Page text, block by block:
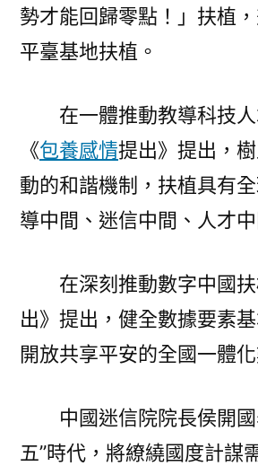
勢才能回歸零點！」扶植
平臺基地扶植。
在一體推動教導科技人
《包養感情提出》提出，
動的和諧機制，扶植具有
導中間、迷信中間、人才中
在深刻推動數字中國扶
出》提出，健全數據要素
開放共享平安的全國一體
中國迷信院院長侯開國
五”時代，將繚繞國度計謀